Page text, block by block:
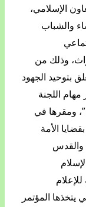
الإسلامي،
والشباب
وذلك من
بتوحيد الجهود
مهام اللجنة
ومقرها في
الأمة
والقدس
يتخذها المؤتمر